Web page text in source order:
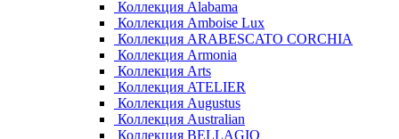
Коллекция Alabama
Коллекция Amboise Lux
Коллекция ARABESCATO CORCHIA
Коллекция Armonia
Коллекция Arts
Коллекция ATELIER
Коллекция Augustus
Коллекция Australian
Коллекция BELLAGIO